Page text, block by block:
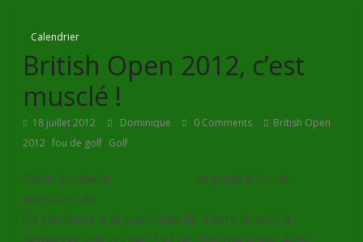
Calendrier
British Open 2012, c’est
musclé !
18 juillet 2012 Dominique 0 Comments
British Open
2012,fou de golf, Golf
Cette année le
ce jouera sur le
parcours du
.
Ce parcours a la particularité d'être le seul à